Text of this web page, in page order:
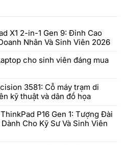
X1 2-in-1 Gen 9: Đỉnh Cao
Nhân Và Sinh Viên 2026
cho sinh viên đáng mua
3581: Cỗ máy trạm di
kỹ thuật và dân đồ họa
P16 Gen 1: Tượng Đài
Cho Kỹ Sư Và Sinh Viên